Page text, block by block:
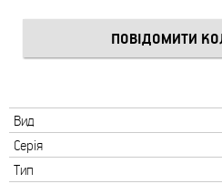
Вид
Серія
Тип